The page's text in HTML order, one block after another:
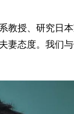
授、研究日
态度。我们